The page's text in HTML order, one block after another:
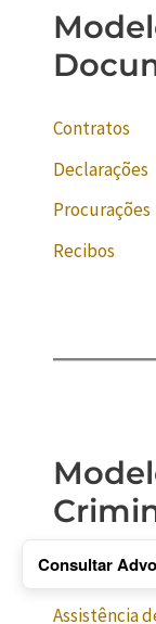
Contratos
Declarações
Procurações
Recibos
Alegações
Assistência
Consultar